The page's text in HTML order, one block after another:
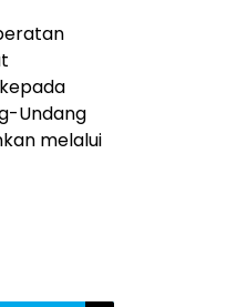
Undang
melalui